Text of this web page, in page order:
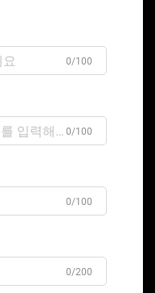
0/100
0/100
0/100
0/200